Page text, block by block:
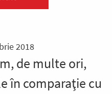
2018
de multe ori,
în comparaţie cu